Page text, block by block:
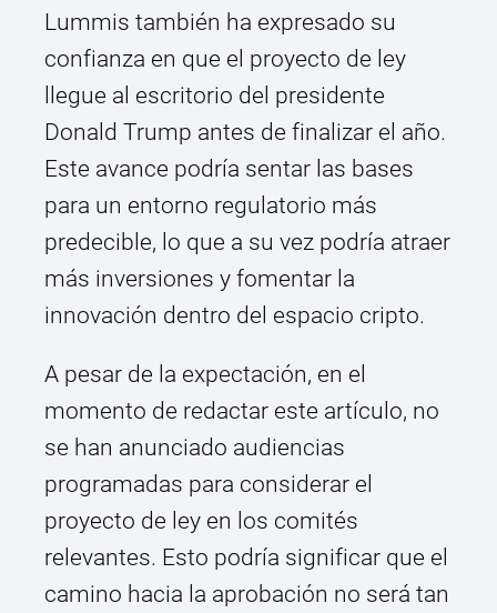
Lummis también ha expresado su
confianza en que el proyecto de ley
llegue al escritorio del presidente
Donald Trump antes de finalizar el año.
Este avance podría sentar las bases
para un entorno regulatorio más
predecible, lo que a su vez podría atraer
más inversiones y fomentar la
innovación dentro del espacio cripto.
A pesar de la expectación, en el
momento de redactar este artículo, no
se han anunciado audiencias
programadas para considerar el
proyecto de ley en los comités
relevantes. Esto podría significar que el
camino hacia la aprobación no será tan